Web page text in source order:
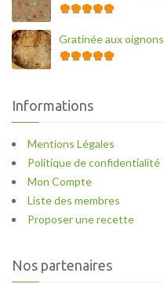
Gratinée aux oignons
Informations
Mentions Légales
Politique de confidentialité
Mon Compte
Liste des membres
Proposer une recette
Nos partenaires